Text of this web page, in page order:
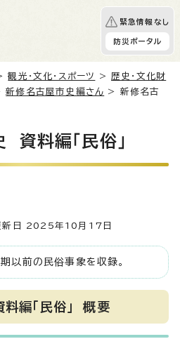
緊急情報なし
防災ポータル
観光・文化・スポーツ >歴史・文化財
新修名古屋市史編さん > 新修名古
資料編「民俗」
日 2025年10月17日
以前の民俗事象を収録。
料編「民俗」 概要